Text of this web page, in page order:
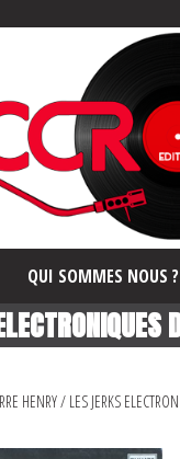
QUI SOMMES NOUS ?
HENRY / LES JERKS